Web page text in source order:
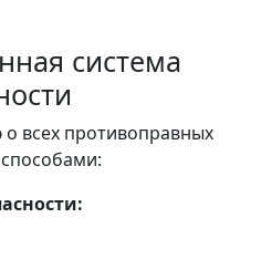
система
всех противоправных